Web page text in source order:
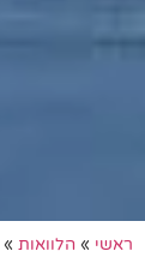
ראשי » הלוואות »